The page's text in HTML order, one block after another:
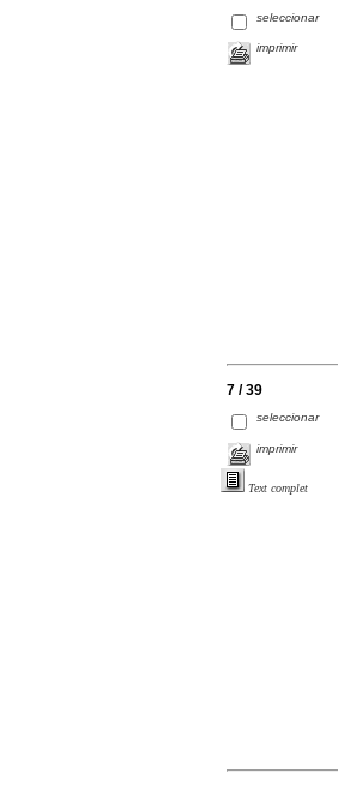
seleccionar
imprimir
7 / 39
seleccionar
imprimir
Text complet